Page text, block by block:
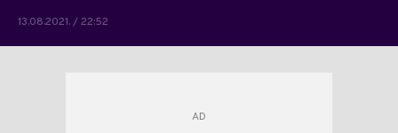
13.08.2021. / 22:52